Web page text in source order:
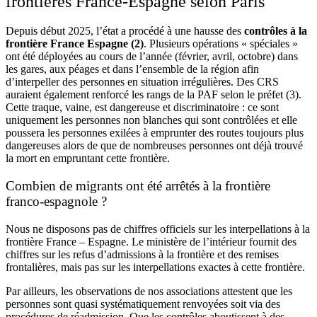
Depuis début 2025, l’état a procédé à une hausse des contrôles à la
frontière France Espagne (2). Plusieurs opérations « spéciales »
ont été déployées au cours de l’année (février, avril, octobre) dans
les gares, aux péages et dans l’ensemble de la région afin
d’interpeller des personnes en situation irrégulières. Des CRS
auraient également renforcé les rangs de la PAF selon le préfet (3).
Cette traque, vaine, est dangereuse et discriminatoire : ce sont
uniquement les personnes non blanches qui sont contrôlées et elle
poussera les personnes exilées à emprunter des routes toujours plus
dangereuses alors de que de nombreuses personnes ont déjà trouvé
la mort en empruntant cette frontière.
Combien de migrants ont été arrêtés à la frontière
franco-espagnole ?
Nous ne disposons pas de chiffres officiels sur les interpellations à la
frontière France – Espagne. Le ministère de l’intérieur fournit des
chiffres sur les refus d’admissions à la frontière et des remises
frontalières, mais pas sur les interpellations exactes à cette frontière.
Par ailleurs, les observations de nos associations attestent que les
personnes sont quasi systématiquement renvoyées soit via des